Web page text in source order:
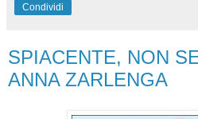
Condividi
SPIACENTE, NON
ANNA ZARLENGA